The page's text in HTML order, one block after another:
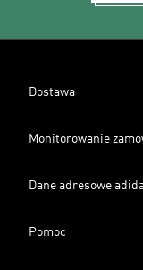
Dostawa
Monitorowanie
Dane adresowe
Pomoc